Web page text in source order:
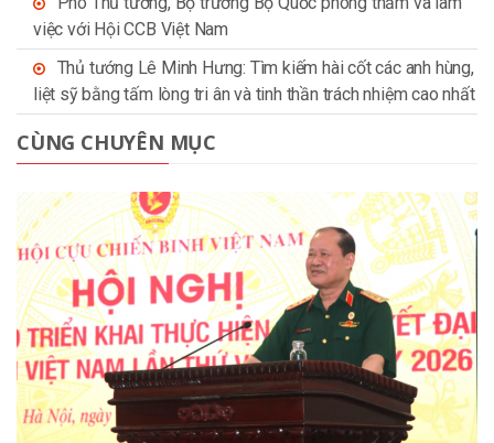
việc với Hội CCB Việt Nam
Thủ tướng Lê Minh Hưng: Tìm kiếm hài cốt các anh hùng,
liệt sỹ bằng tấm lòng tri ân và tinh thần trách nhiệm cao nhất
CÙNG CHUYÊN MỤC